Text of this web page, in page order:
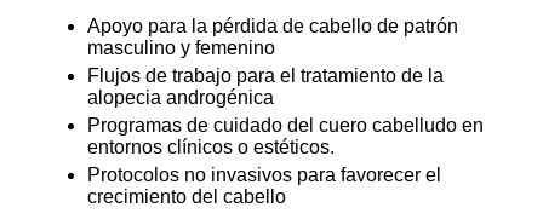
Apoyo para la pérdida de cabello de patrón
masculino y femenino
Flujos de trabajo para el tratamiento de la
alopecia androgénica
Programas de cuidado del cuero cabelludo en
entornos clínicos o estéticos.
Protocolos no invasivos para favorecer el
crecimiento del cabello